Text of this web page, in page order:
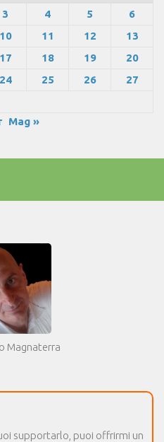
3 4 5
6
10 11 12
13
17 18 19
20
24 25 26
27
Mag »
Magnaterra
supportarlo, puoi offrirmi un